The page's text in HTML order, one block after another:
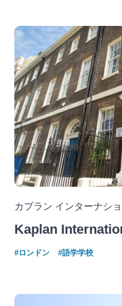
カプラン インターナシ
Kaplan
#ロンドン #語学学校